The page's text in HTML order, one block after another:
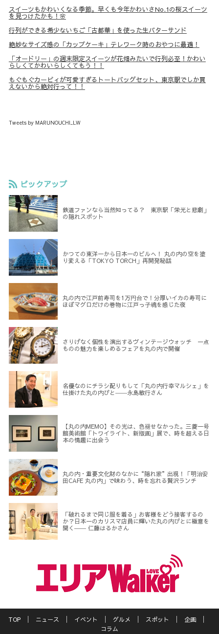
スイーツもかわいくなる季節。早くも今年かわいさNo.1の桜スイーツ
を見つけたかも！🌸
行列ができる希少ないちご「古都華」を使った生バターサンド
絶妙なサイズ感の「カップケーキ」テレワーク時のおやつに最適！
「オードリー」の週末限定スイーツが花畑みたいで行列必至！かわい
らしくてかわいらしくてもう！！
もぐもぐカービィが可愛すぎるトートバッグセット、東京駅でしか買
えないから絶対行って！！
Tweets by MARUNOUCHI_LW
ピックアップ
鉄道ファンなら当然知ってる？ 東京駅「栄光と悲劇」
の隠れスポット
かつての東洋一から日本一のビルへ！ 丸の内の空を塗
り変える「TOKYO TORCH」再開発秘話
丸の内で江戸前寿司を1万円台で！分厚いイカの寿司に
ほぼマグロだけの巻物に江戸っ子魂を感じた夜
さりげなく個性を演出するヴィンテージウォッチ 一点
ものの魅力を楽しめるフェアを丸の内で開催
名優なのにチラシ配りもして「丸の内行幸マルシェ」を
仕掛けた丸の内びと――永島敏行さん
【丸の内MEMO】その光は、色褪せなかった。三菱一号
館美術館「トワイライト、新版画」展で、時を超える日
本の情趣に出会う
丸の内・重要文化財のなかに“隠れ家”出現！「明治安
田CAFE 丸の内」で味わう、時を忘れる贅沢ランチ
「破れるまで同じ服を着る」お客様をどう接客するの
か？日本一のカリスマ店員に輝いた丸の内びとに極意を
聞く―― 仁藤はるかさん
TOP ニュース イベント グルメ スポット
企画
コラム